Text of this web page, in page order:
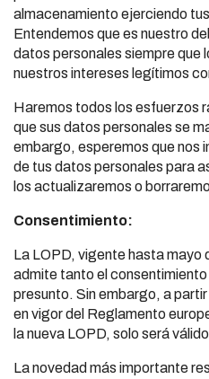
almacenamiento ejerciendo
Entendemos que es nuestro
datos personales siempre que
nuestros intereses legítimos
Haremos todos los esfuerzos
que sus datos personales se
embargo, esperemos que nos
de tus datos personales para
los actualizaremos o
Consentimiento:
La LOPD, vigente hasta mayo
admite tanto el
presunto. Sin embargo, a
en vigor del Reglamento
la nueva LOPD, solo será
La novedad más importante